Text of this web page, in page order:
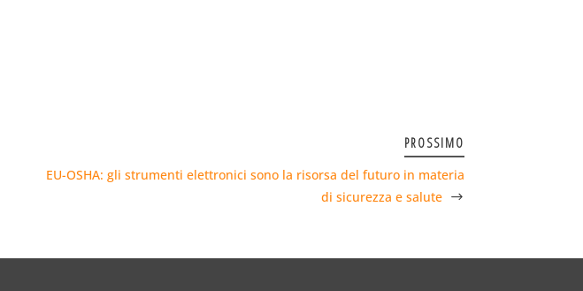
PROSSIMO
EU-OSHA: gli strumenti elettronici sono la risorsa del futuro in materia
di sicurezza e salute